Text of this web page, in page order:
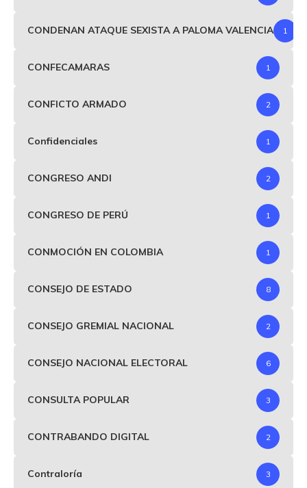
CONDENAN ATAQUE SEXISTA A PALOMA VALENCIA 1
CONFECAMARAS 1
CONFICTO ARMADO 2
Confidenciales 1
CONGRESO ANDI 2
CONGRESO DE PERÚ 1
CONMOCIÓN EN COLOMBIA 1
CONSEJO DE ESTADO 8
CONSEJO GREMIAL NACIONAL 2
CONSEJO NACIONAL ELECTORAL 6
CONSULTA POPULAR 3
CONTRABANDO DIGITAL 2
Contraloría 3